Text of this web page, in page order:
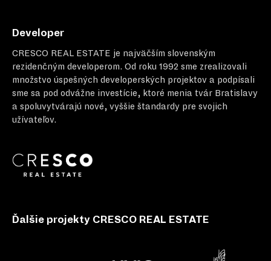
Developer
CRESCO REAL ESTATE je najväčším slovenským
rezidenčným developerom. Od roku 1992 sme zrealizovali
množstvo úspešných developerských projektov a podpísali
sme sa pod odvážne investície, ktoré menia tvár Bratislavy
a spoluvytvárajú nové, vyššie štandardy pre svojich
užívateľov.
Ďalšie projekty CRESCO REAL ESTATE